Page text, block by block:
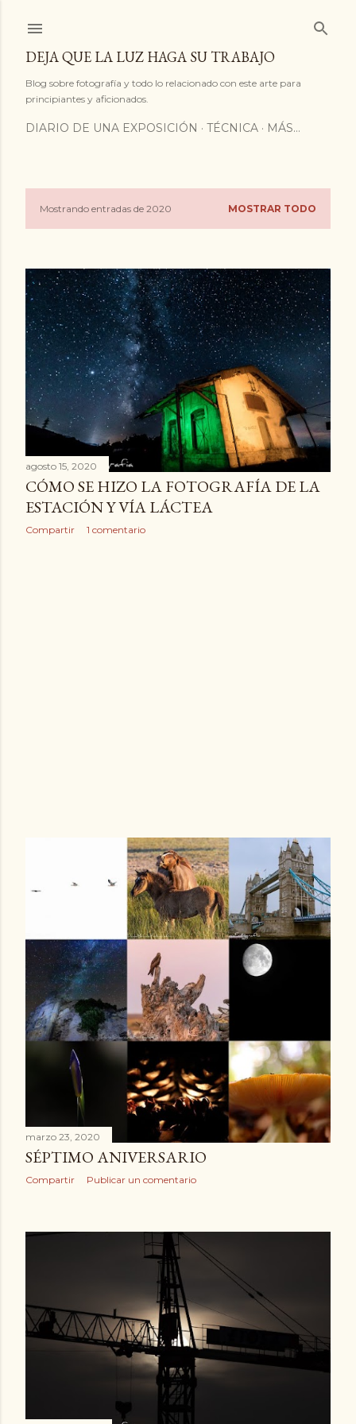
DEJA QUE LA LUZ HAGA SU TRABAJO
Blog sobre fotografía y todo lo relacionado con este arte para
principiantes y aficionados.
DIARIO DE UNA EXPOSICIÓN TÉCNICA MÁS…
t
r
a
d
a
s
Mostrando entradas de 2020 MOSTRAR TODO
agosto 15, 2020
CÓMO SE HIZO LA FOTOGRAFÍA DE LA
ESTACIÓN Y VÍA LÁCTEA
Compartir 1 comentario
marzo 23, 2020
SÉPTIMO ANIVERSARIO
Compartir Publicar un comentario